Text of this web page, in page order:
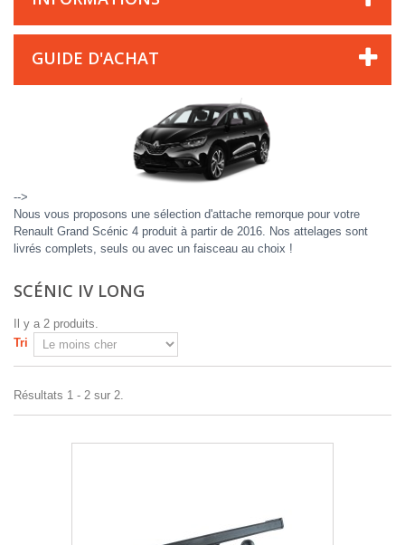
GUIDE D'ACHAT
-->
Nous vous proposons une sélection d'attache remorque pour votre
Renault Grand Scénic 4 produit à partir de 2016. Nos attelages sont
livrés complets, seuls ou avec un faisceau au choix !
SCÉNIC IV LONG
Il y a 2 produits.
Tri
Résultats 1 - 2 sur 2.